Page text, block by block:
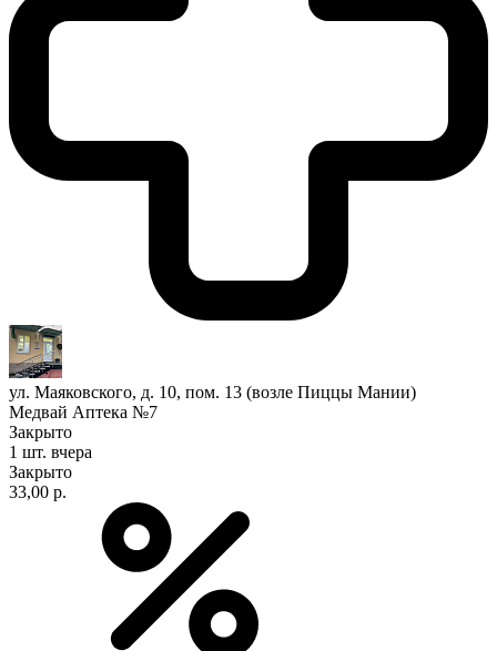
ул. Маяковского, д. 10, пом. 13 (возле Пиццы Мании)
Медвай Аптека №7
Закрыто
1 шт. вчера
Закрыто
33,00 р.